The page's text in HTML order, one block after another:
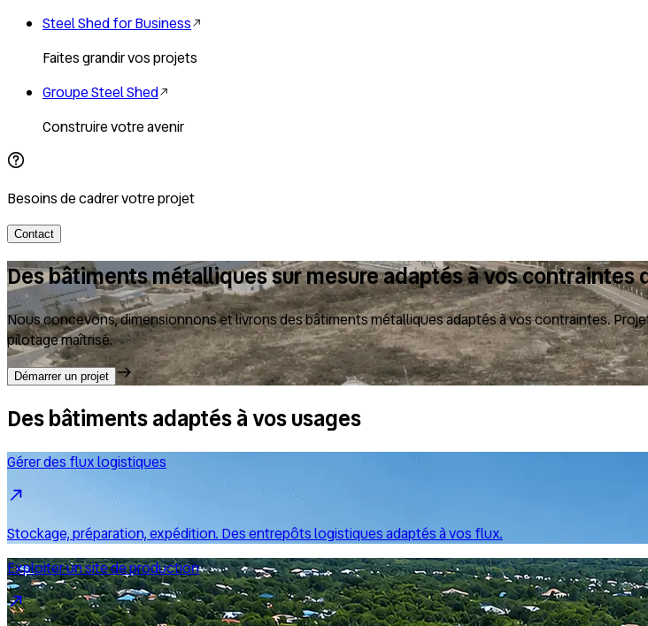
Steel Shed for Business
Faites grandir vos projets
Groupe Steel Shed
Construire votre avenir
Besoins de cadrer votre projet
Contact
Des bâtiments métalliques sur mesure adaptés à vos contraintes
Nous concevons, dimensionnons et livrons des bâtiments métalliques adaptés à vos contraintes.
pilotage maîtrisé.
Démarrer un projet
Des bâtiments adaptés à vos usages
Gérer des flux logistiques
Stockage, préparation, expédition. Des entrepôts logistiques adaptés à vos flux.
Exploiter un site de production